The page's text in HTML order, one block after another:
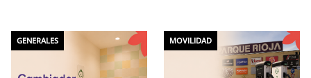
GENERALES MOVILIDAD